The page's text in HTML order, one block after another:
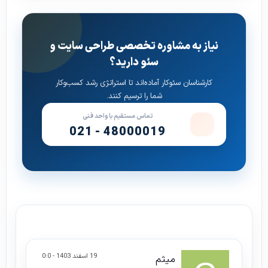
نیاز به مشاوره تخصصی طراحی سایت و
سئو دارید؟
کارشناسان سئوکار آماده‌اند تا استراتژی رشد کسب‌وکار
شما را ترسیم کنند.
تماس مستقیم با واحد فنی
021 - 48000019
19 اسفند 1403 - 0:0
میثم